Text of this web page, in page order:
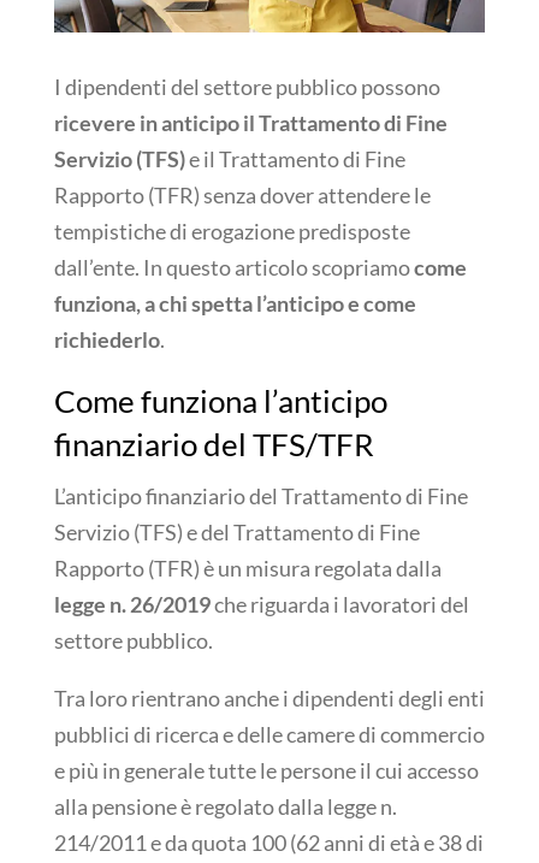
I dipendenti del settore pubblico possono
ricevere in anticipo il Trattamento di Fine
Servizio (TFS)e il Trattamento di Fine
Rapporto (TFR) senza dover attendere le
tempistiche di erogazione predisposte
dall’ente. In questo articolo scopriamocome
funziona, a chi spetta l’anticipo e come
richiederlo.
Come funziona l’anticipo
finanziario del TFS/TFR
L’anticipo finanziario del Trattamento di Fine
Servizio (TFS) e del Trattamento di Fine
Rapporto (TFR) è un misura regolata dalla
legge n. 26/2019che riguarda i lavoratori del
settore pubblico.
Tra loro rientrano anche i dipendenti degli enti
pubblici di ricerca e delle camere di commercio
e più in generale tutte le persone il cui accesso
alla pensione è regolato dalla legge n.
214/2011 e da quota 100 (62 anni di età e 38 di